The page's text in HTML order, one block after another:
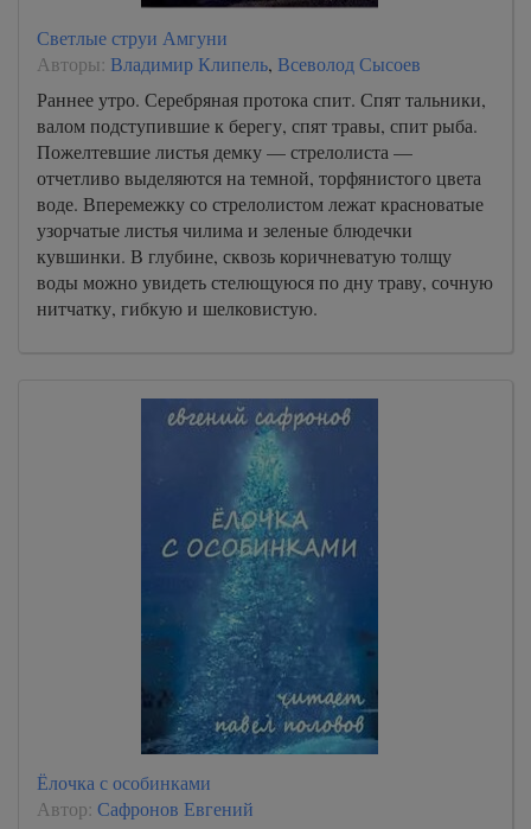
Светлые струи Амгуни
Авторы: Владимир Клипель, Всеволод Сысоев
Раннее утро. Серебряная протока спит. Спят тальники,
валом подступившие к берегу, спят травы, спит рыба.
Пожелтевшие листья демку — стрелолиста —
отчетливо выделяются на темной, торфянистого цвета
воде. Вперемежку со стрелолистом лежат красноватые
узорчатые листья чилима и зеленые блюдечки
кувшинки. В глубине, сквозь коричневатую толщу
воды можно увидеть стелющуюся по дну траву, сочную
нитчатку, гибкую и шелковистую.
Ёлочка с особинками
Автор: Сафронов Евгений